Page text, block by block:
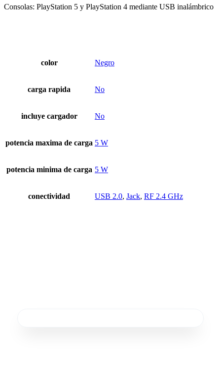
Consolas: PlayStation 5 y PlayStation 4 mediante USB inalámbrico
color Negro
carga rapida No
incluye cargador No
potencia maxima de carga 5 W
potencia minima de carga 5 W
conectividad USB 2.0, Jack, RF 2.4 GHz